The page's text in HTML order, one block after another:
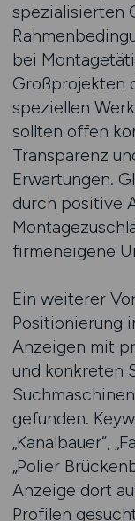
spezialisierten
bei
Großprojekten
speziellen
sollten offen
Transparenz
Erwartungen.
durch positive
firmeneigene
Ein weiterer
Positionierung
Anzeigen mit
und konkreten
gefunden.
„Kanalbauer“,
„Polier
Anzeige dort
Profilen